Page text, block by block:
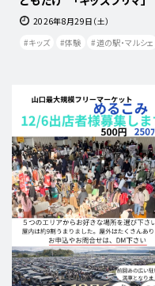
2026年8月29日（土）
キッズ
体験 道の駅・マルシェ